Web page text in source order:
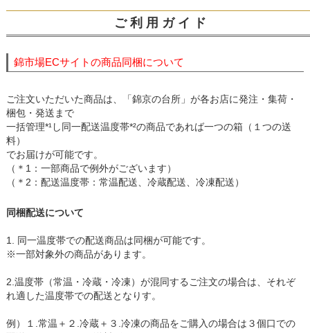
ご 利 用 ガ イ ド
錦市場ECサイトの商品同梱について
ご注文いただいた商品は、「錦京の台所」が各お店に発注・集荷・
梱包・発送まで
一括管理*¹し同一配送温度帯*²の商品であれば一つの箱（１つの送
料）
でお届けが可能です。
（＊1：一部商品で例外がございます）
（＊2：配送温度帯：常温配送、冷蔵配送、冷凍配送）
同梱配送について
1. 同一温度帯での配送商品は同梱が可能です。
※一部対象外の商品があります。
2.温度帯（常温・冷蔵・冷凍）が混同するご注文の場合は、それぞ
れ適した温度帯での配送となりす。
例）１.常温＋２.冷蔵＋３.冷凍の商品をご購入の場合は３個口での